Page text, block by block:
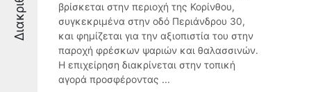
βρίσκεται στην περιοχή της Κορίνθου,
συγκεκριμένα στην οδό Περιάνδρου 30,
και φημίζεται για την αξιοπιστία του στην
παροχή φρέσκων ψαριών και θαλασσινών.
Η επιχείρηση διακρίνεται στην τοπική
αγορά προσφέροντας ...